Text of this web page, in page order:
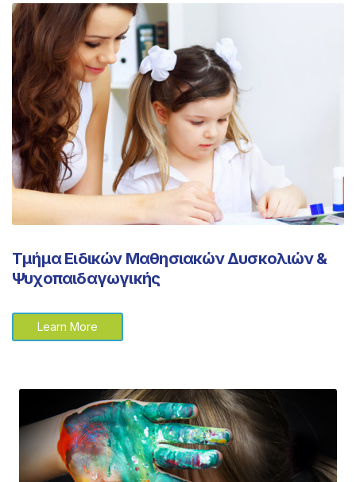
Τμήμα Ειδικών Μαθησιακών Δυσκολιών &
Ψυχοπαιδαγωγικής
Learn More